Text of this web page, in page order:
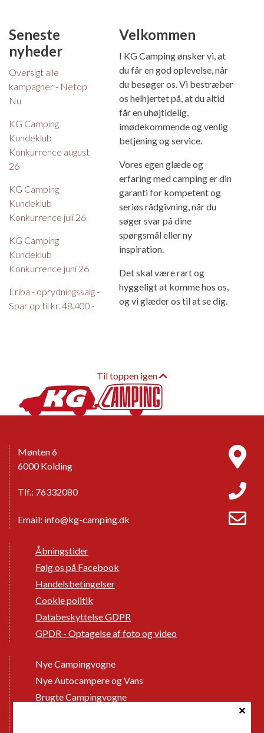
Seneste
nyheder
Oversigt alle
kampagner - Netop
Nu
KG Camping
Kundeklub
Konkurrence august
26
KG Camping
Kundeklub
Konkurrence juli 26
KG Camping
Kundeklub
Konkurrence juni 26
Eriba - oprydningssalg -
Spar op til kr. 48.400,-
Velkommen
I KG Camping ønsker vi, at
du får en god oplevelse, når
du besøger os. Vi bestræber
os helhjertet på, at du altid
får en uhøjtidelig,
imødekommende og venlig
betjening og service.
Vores egen glæde og
erfaring med camping er din
garanti for kompetent og
seriøs rådgivning, når du
søger svar på dine
spørgsmål eller ny
inspiration.
Det skal være rart og
hyggeligt at komme hos os,
og vi glæder os til at se dig.
Til toppen igen
Mønten 6
6000 Kolding
Tlf.: 76332080
Email: info@kg-camping.dk
Åbningstider
Følg os på Facebook
Handelsbetingelser
Cookie politik
Databeskyttelse GDPR
GPDR - Optagelse af foto og video
Nye Campingvogne
Nye Autocampere og Vans
Brugte Campingvogne